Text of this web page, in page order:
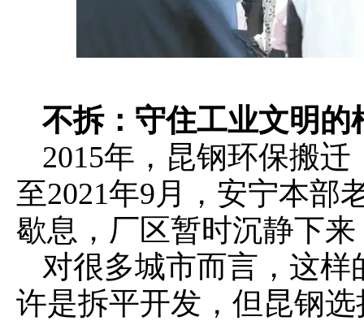
不拆：守住工业文明的
2015年，昆钢环保搬
至2021年9月，安宁本部
歇息，厂区暂时沉静下
对很多城市而言，这样
许是拆平开发，但昆钢